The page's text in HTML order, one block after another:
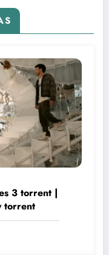
3 torrent |
torrent